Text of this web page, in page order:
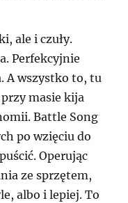
ale i czuły.
Perfekcyjnie
A wszystko to, tu
masie kija
Battle Song
po wzięciu do
Operując
ze sprzętem,
albo i lepiej. To